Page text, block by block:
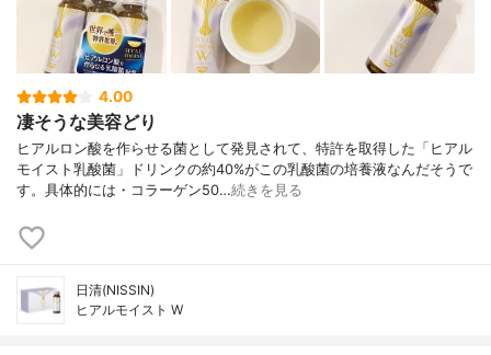
4.00
凄そうな美容どり
ヒアルロン酸を作らせる菌として発見されて、特許を取得した「ヒアル
モイスト乳酸菌」ドリンクの約40%がこの乳酸菌の培養液なんだそうで
す。具体的には・コラーゲン50…続きを見る
日清(NISSIN)
ヒアルモイスト W